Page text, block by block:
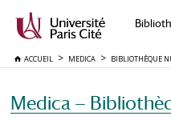
ACCUEIL MEDICA BIBLIOTHÈQUE
Medica —